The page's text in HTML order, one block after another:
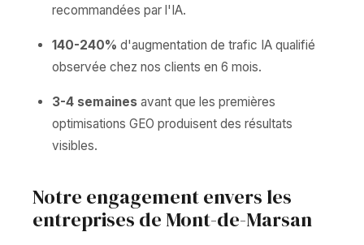
recommandées par l'IA.
140-240% d'augmentation de trafic IA qualifié
observée chez nos clients en 6 mois.
3-4 semaines avant que les premières
optimisations GEO produisent des résultats
visibles.
Notre engagement envers les
entreprises de Mont-de-Marsan